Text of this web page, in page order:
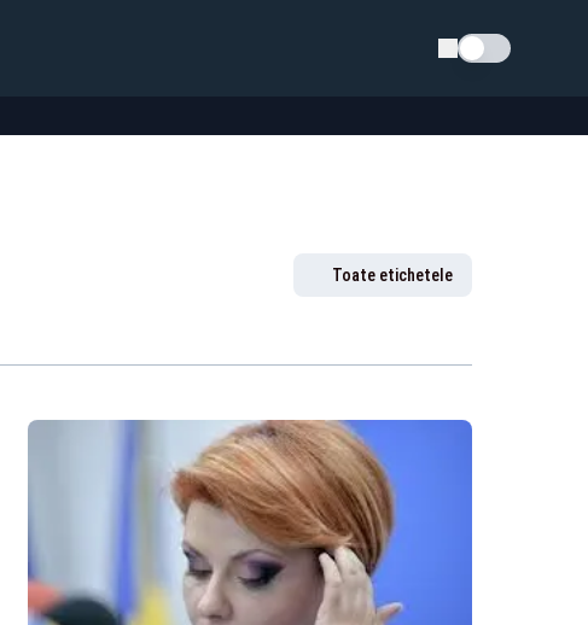
Schimba tema
Toate etichetele